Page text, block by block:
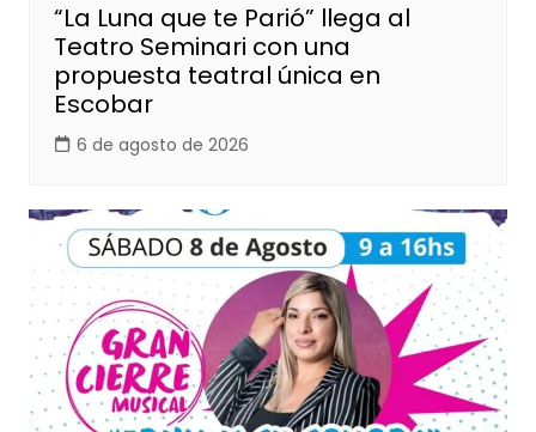
“La Luna que te Parió” llega al
Teatro Seminari con una
propuesta teatral única en
Escobar
6 de agosto de 2026